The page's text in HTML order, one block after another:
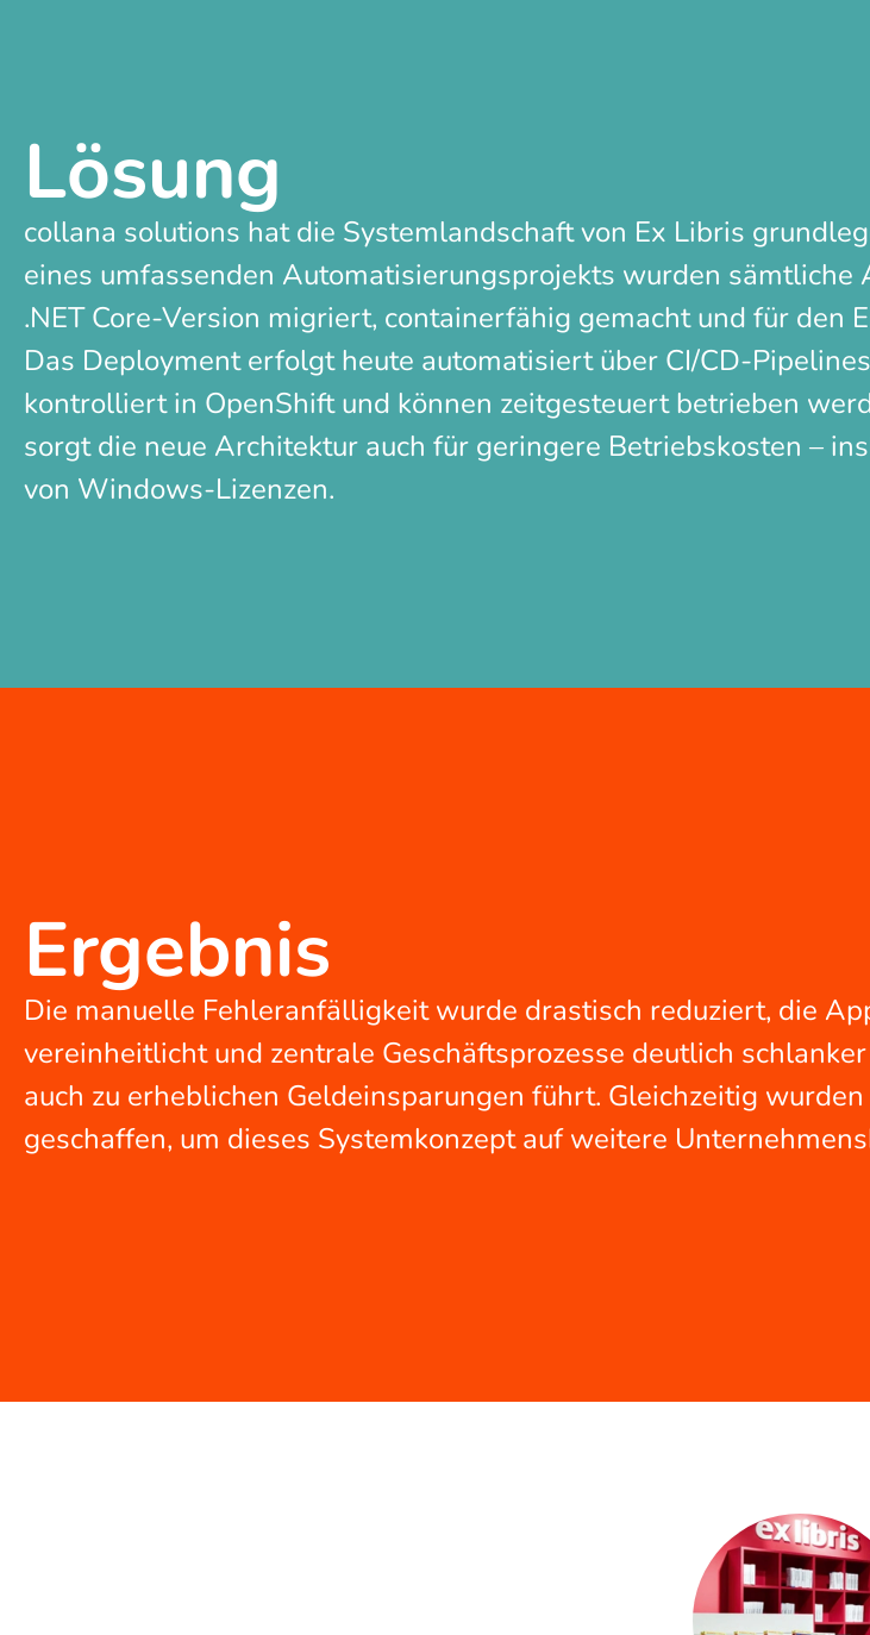
Lösung
collana solutions hat die Systemlandschaft von Ex Libris
eines umfassenden Automatisierungsprojekts wurden sämtliche
.NET Core-Version migriert, containerfähig gemacht und für den
Das Deployment erfolgt heute automatisiert über CI/CD-
kontrolliert in OpenShift und können zeitgesteuert betrieben
sorgt die neue Architektur auch für geringere Betriebskosten –
von Windows-Lizenzen.
Ergebnis
Die manuelle Fehleranfälligkeit wurde drastisch reduziert, die
vereinheitlicht und zentrale Geschäftsprozesse deutlich
auch zu erheblichen Geldeinsparungen führt. Gleichzeitig
geschaffen, um dieses Systemkonzept auf weitere